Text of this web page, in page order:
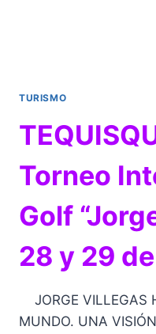
TURISMO
Torneo
Golf
28 y 29
JORGE VILLEGAS
MUNDO. UNA